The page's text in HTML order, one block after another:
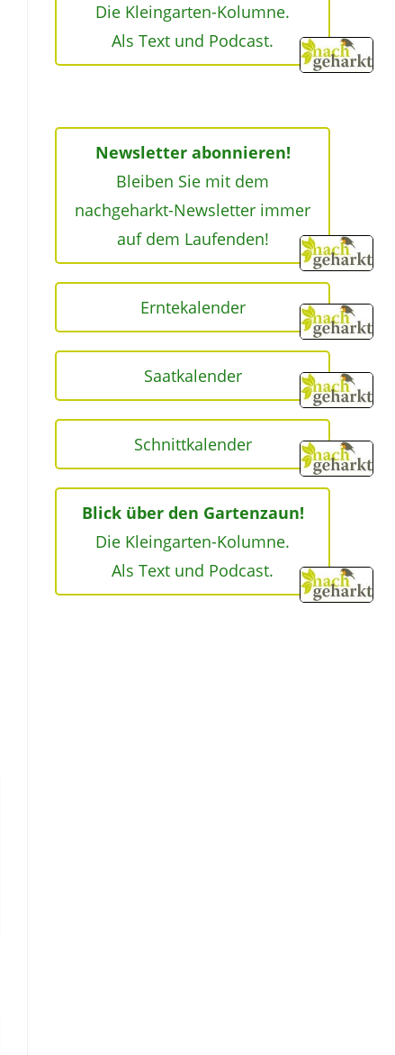
Die Kleingarten-Kolumne.
Als Text und Podcast.
Newsletter abonnieren!
Bleiben Sie mit dem
nachgeharkt-Newsletter immer
auf dem Laufenden!
Erntekalender
Saatkalender
Schnittkalender
Blick über den Gartenzaun!
Die Kleingarten-Kolumne.
Als Text und Podcast.